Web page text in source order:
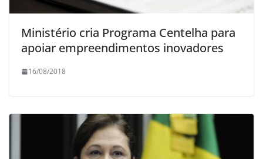
Ministério cria Programa Centelha para
apoiar empreendimentos inovadores
16/08/2018